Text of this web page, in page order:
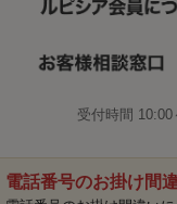
受付時間 10:00
電話番号のお掛け間